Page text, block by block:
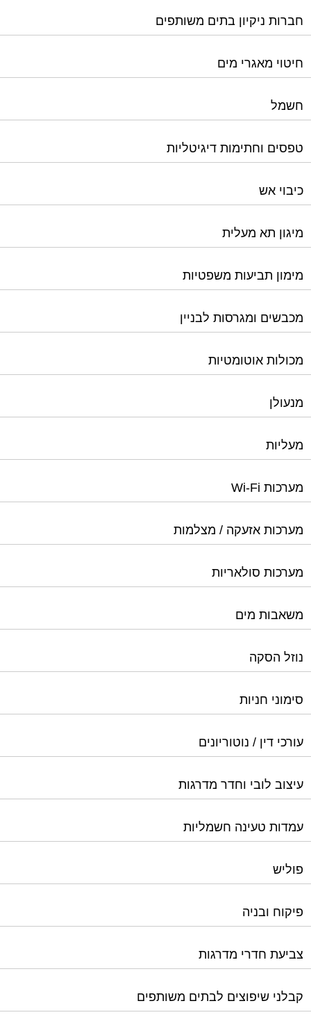
חברות ניקיון בתים משותפים
חיטוי מאגרי מים
חשמל
טפסים וחתימות דיגיטליות
כיבוי אש
מיגון תא מעלית
מימון תביעות משפטיות
מכבשים ומגרסות לבניין
מכולות אוטומטיות
מנעולן
מעליות
מערכות Wi-Fi
מערכות אזעקה / מצלמות
מערכות סולאריות
משאבות מים
נוזל הסקה
סימוני חניות
עורכי דין / נוטוריונים
עיצוב לובי וחדר מדרגות
עמדות טעינה חשמליות
פוליש
פיקוח ובניה
צביעת חדרי מדרגות
קבלני שיפוצים לבתים משותפים